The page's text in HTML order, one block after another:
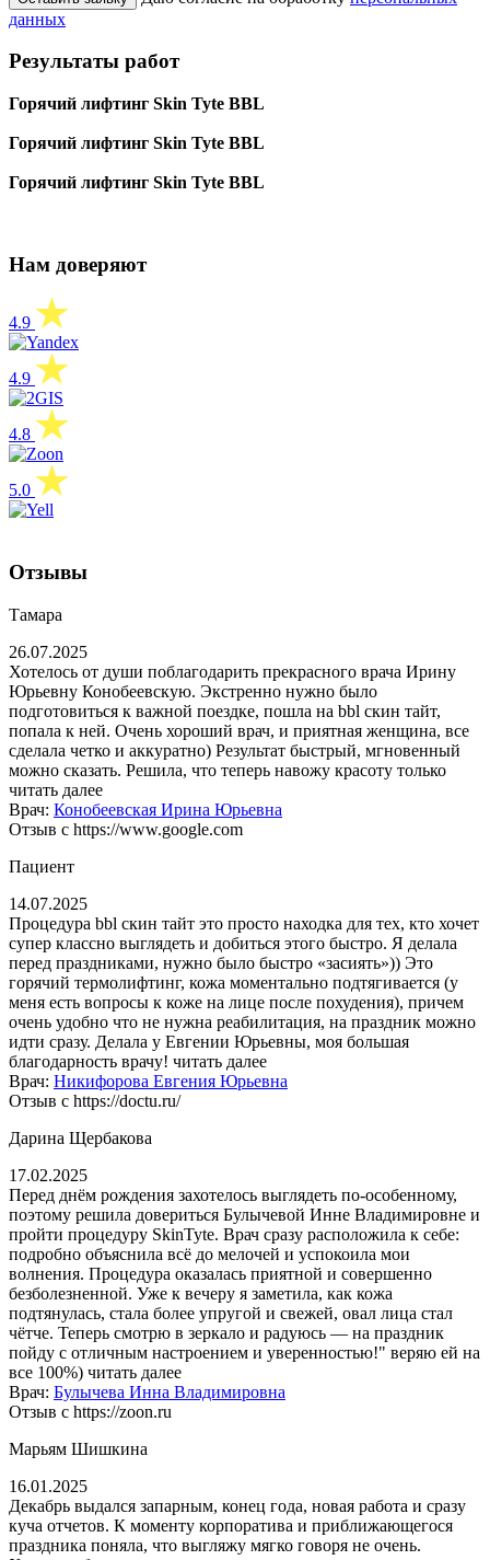
данных
Результаты работ
Горячий лифтинг Skin Tyte BBL
Горячий лифтинг Skin Tyte BBL
Горячий лифтинг Skin Tyte BBL
Нам доверяют
4.9
4.9
4.8
5.0
Отзывы
Тамара
26.07.2025
Хотелось от души поблагодарить прекрасного врача Ирину
Юрьевну Конобеевскую. Экстренно нужно было
подготовиться к важной поездке, пошла на bbl скин тайт,
попала к ней. Очень хороший врач, и приятная женщина, все
сделала четко и аккуратно) Результат быстрый, мгновенный
можно сказать. Решила, что теперь навожу красоту только
читать далее
Врач: Конобеевская Ирина Юрьевна
Отзыв с https://www.google.com
Пациент
14.07.2025
Процедура bbl скин тайт это просто находка для тех, кто хочет
супер классно выглядеть и добиться этого быстро. Я делала
перед праздниками, нужно было быстро «засиять»)) Это
горячий термолифтинг, кожа моментально подтягивается (у
меня есть вопросы к коже на лице после похудения), причем
очень удобно что не нужна реабилитация, на праздник можно
идти сразу. Делала у Евгении Юрьевны, моя большая
благодарность врачу! читать далее
Врач: Никифорова Евгения Юрьевна
Отзыв с https://doctu.ru/
Дарина Щербакова
17.02.2025
Перед днём рождения захотелось выглядеть по-особенному,
поэтому решила довериться Булычевой Инне Владимировне и
пройти процедуру SkinTyte. Врач сразу расположила к себе:
подробно объяснила всё до мелочей и успокоила мои
волнения. Процедура оказалась приятной и совершенно
безболезненной. Уже к вечеру я заметила, как кожа
подтянулась, стала более упругой и свежей, овал лица стал
чётче. Теперь смотрю в зеркало и радуюсь — на праздник
пойду с отличным настроением и уверенностью!" веряю ей на
все 100%) читать далее
Врач: Булычева Инна Владимировна
Отзыв с https://zoon.ru
Марьям Шишкина​
16.01.2025
Декабрь выдался запарным, конец года, новая работа и сразу
куча отчетов. К моменту корпоратива и приближающегося
праздника поняла, что выгляжу мягко говоря не очень.